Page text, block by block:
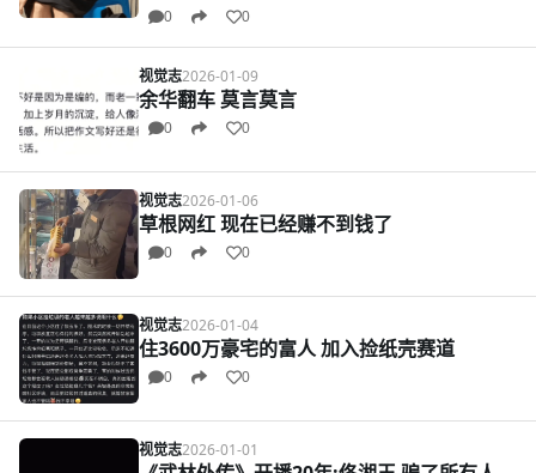
0 0
视觉志2026-01-09
余华翻车 莫言莫言
0 0
视觉志2026-01-06
草根网红 现在已经赚不到钱了
0 0
视觉志2026-01-04
住3600万豪宅的富人 加入捡纸壳赛道
0 0
视觉志2026-01-01